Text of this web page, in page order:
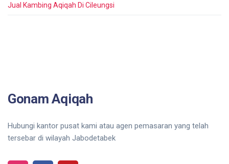
Jual Kambing Aqiqah Di Cileungsi
Gonam Aqiqah
Hubungi kantor pusat kami atau agen pemasaran yang telah
tersebar di wilayah Jabodetabek